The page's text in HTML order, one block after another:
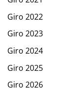
Giro 2022
Giro 2023
Giro 2024
Giro 2025
Giro 2026